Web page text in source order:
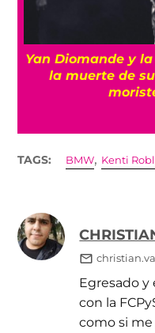
Yan Diomande y
la muerte de
TAGS: BMW, Kenti
Egresado
con la
como si me